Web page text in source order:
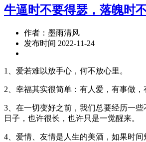
牛逼时不要得瑟，落魄时
作者：墨雨清风
发布时间 2022-11-24
1、爱若难以放手心，何不放心里。
2、幸福其实很简单：有人爱，有事做，
3、在一切变好之前，我们总要经历一
日子，也许很长，也许只是一觉醒来。
4、爱情、友情是人生的美酒，如果时